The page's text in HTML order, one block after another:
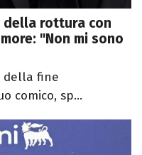
della rottura con
"Non mi sono
della fine
comico, sp...